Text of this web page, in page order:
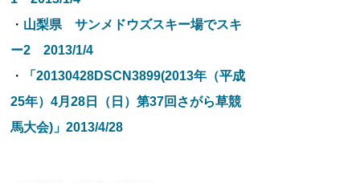
・ 山梨県 サンメドウズスキー場でスキ
ー2 2013/1/4
・
「20130428DSCN3899(2013年（平成
25年）4月28日（日）第37回さがら草競
馬大会)」2013/4/28